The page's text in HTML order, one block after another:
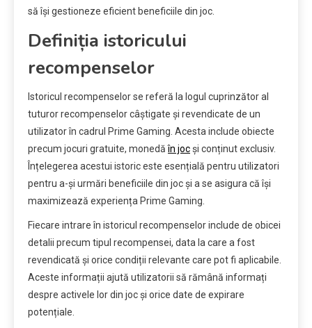
să își gestioneze eficient beneficiile din joc.
Definiția istoricului
recompenselor
Istoricul recompenselor se referă la logul cuprinzător al
tuturor recompenselor câștigate și revendicate de un
utilizator în cadrul Prime Gaming. Acesta include obiecte
precum jocuri gratuite, monedăîn jocși conținut exclusiv.
Înțelegerea acestui istoric este esențială pentru utilizatori
pentru a-și urmări beneficiile din joc și a se asigura că își
maximizează experiența Prime Gaming.
Fiecare intrare în istoricul recompenselor include de obicei
detalii precum tipul recompensei, data la care a fost
revendicată și orice condiții relevante care pot fi aplicabile.
Aceste informații ajută utilizatorii să rămână informați
despre activele lor din joc și orice date de expirare
potențiale.